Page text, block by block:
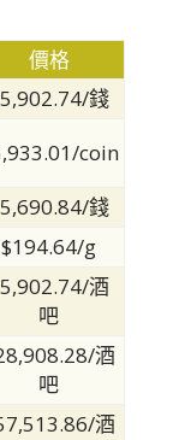
價格
錢
coin
錢
$194.64/g
酒
吧
酒
吧
酒